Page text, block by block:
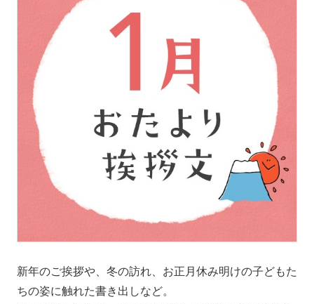
新年のご挨拶や、冬の訪れ、お正月休み明けの子どもた
ちの姿に触れた書き出しなど。